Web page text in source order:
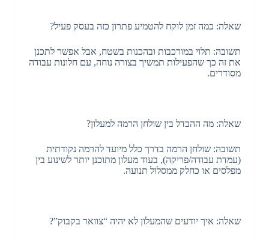
שאלה: כמה זמן לוקח להטמיע פתרון כזה בעסק פעיל?
תשובה: תלוי במורכבות ובהכנות בשטח, אבל אפשר לתכנן
את זה כך שהפעילות תמשיך בצורה נוחה, עם חלונות עבודה
מסודרים.
שאלה: מה ההבדל בין שולחן הרמה למעלון?
תשובה: שולחן הרמה בדרך כלל מיועד להרמה נקודתית
(עמדת עבודה/פריקה), בעוד מעלון מתוכנן יותר לשינוע בין
מפלסים או כחלק ממסלול תנועה.
שאלה: איך יודעים שהמעלון לא יהיה “צוואר בקבוק”?